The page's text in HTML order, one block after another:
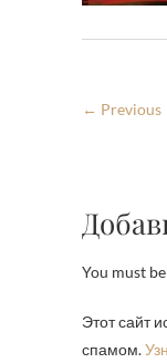
← Previous
You must
Этот сайт
спамом.